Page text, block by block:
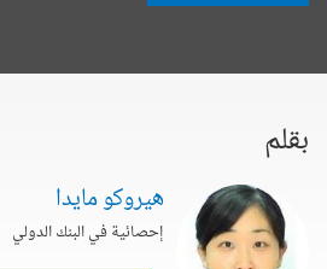
بقلم
هيروكو مايدا
إحصائية في البنك الدولي